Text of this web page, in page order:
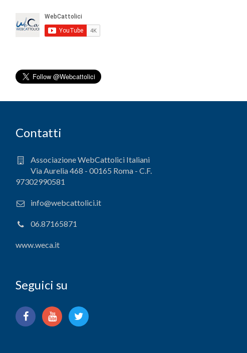
Contatti
Associazione WebCattolici Italiani
Via Aurelia 468 - 00165 Roma - C.F.
97302990581
info@webcattolici.it
06.87165871
www.weca.it
Seguici su